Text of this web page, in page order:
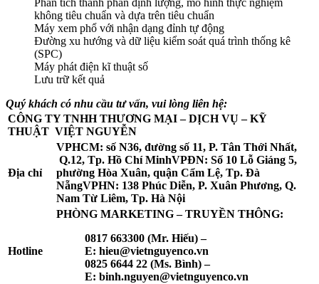
Phân tích thành phần định lượng, mô hình thực nghiệm
không tiêu chuẩn và dựa trên tiêu chuẩn
Máy xem phổ với nhận dạng đỉnh tự động
Đường xu hướng và dữ liệu kiểm soát quá trình thống kê
(SPC)
Máy phát điện kĩ thuật số
Lưu trữ kết quả
Quý khách có nhu cầu tư vấn, vui lòng liên hệ:
CÔNG TY TNHH THƯƠNG MẠI – DỊCH VỤ – KỸ
THUẬT VIỆT NGUYỄN
Địa chỉ
VPHCM: số N36, đường số 11, P. Tân Thới Nhất,
Q.12, Tp. Hồ Chí MinhVPĐN: Số 10 Lỗ Giáng 5,
phường Hòa Xuân, quận Cẩm Lệ, Tp. Đà
NẵngVPHN: 138 Phúc Diễn, P. Xuân Phương, Q.
Nam Từ Liêm, Tp. Hà Nội
Hotline
PHÒNG MARKETING – TRUYỀN THÔNG:
0817 663300 (Mr. Hiếu) –
E: hieu@vietnguyenco.vn
0825 6644 22 (Ms. Bình) –
E: binh.nguyen@vietnguyenco.vn